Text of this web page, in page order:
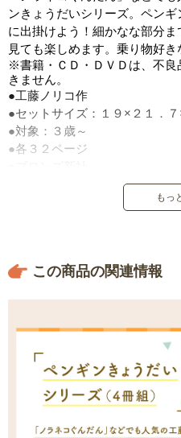
ンきょうだいシリーズ。ペン
に出掛けよう！細かなな部分
見ても楽しめます。乗り物好き
※書籍・ＣＤ・ＤＶＤは、不
きません。
●工藤ノリコ作
●セットサイズ：１９×２１．
●対象：３歳～
●各３２ページ
●定価：５，７２０円（税込）
●２００７年５月～２０１５年
もっ
この商品の関連情報